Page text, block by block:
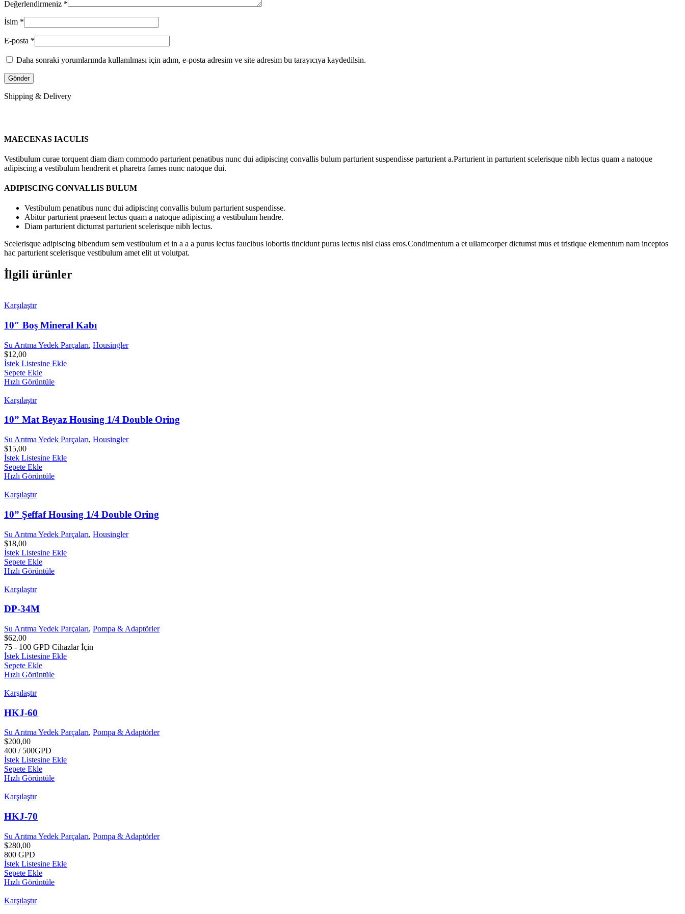
Değerlendirmeniz *
İsim *
E-posta *
Daha sonraki yorumlarımda kullanılması için adım, e-posta adresim ve site adresim bu tarayıcıya kaydedilsin.
Shipping & Delivery
MAECENAS IACULIS
Vestibulum curae torquent diam diam commodo parturient penatibus nunc dui adipiscing convallis bulum parturient suspendisse parturient a.Parturient in parturient scelerisque nibh lectus quam a natoque
adipiscing a vestibulum hendrerit et pharetra fames nunc natoque dui.
ADIPISCING CONVALLIS BULUM
Vestibulum penatibus nunc dui adipiscing convallis bulum parturient suspendisse.
Abitur parturient praesent lectus quam a natoque adipiscing a vestibulum hendre.
Diam parturient dictumst parturient scelerisque nibh lectus.
Scelerisque adipiscing bibendum sem vestibulum et in a a a purus lectus faucibus lobortis tincidunt purus lectus nisl class eros.Condimentum a et ullamcorper dictumst mus et tristique elementum nam inceptos
hac parturient scelerisque vestibulum amet elit ut volutpat.
İlgili ürünler
Karşılaştır
10″ Boş Mineral Kabı
Su Arıtma Yedek Parçaları, Housingler
$12,00
İstek Listesine Ekle
Sepete Ekle
Hızlı Görüntüle
Karşılaştır
10” Mat Beyaz Housing 1/4 Double Oring
Su Arıtma Yedek Parçaları, Housingler
$15,00
İstek Listesine Ekle
Sepete Ekle
Hızlı Görüntüle
Karşılaştır
10” Şeffaf Housing 1/4 Double Oring
Su Arıtma Yedek Parçaları, Housingler
$18,00
İstek Listesine Ekle
Sepete Ekle
Hızlı Görüntüle
Karşılaştır
DP-34M
Su Arıtma Yedek Parçaları, Pompa & Adaptörler
$62,00
75 - 100 GPD Cihazlar İçin
İstek Listesine Ekle
Sepete Ekle
Hızlı Görüntüle
Karşılaştır
HKJ-60
Su Arıtma Yedek Parçaları, Pompa & Adaptörler
$200,00
400 / 500GPD
İstek Listesine Ekle
Sepete Ekle
Hızlı Görüntüle
Karşılaştır
HKJ-70
Su Arıtma Yedek Parçaları, Pompa & Adaptörler
$280,00
800 GPD
İstek Listesine Ekle
Sepete Ekle
Hızlı Görüntüle
Karşılaştır